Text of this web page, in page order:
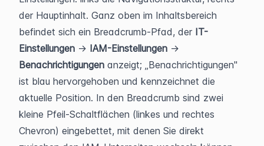
der Hauptinhalt. Ganz oben im Inhaltsbereich
befindet sich ein Breadcrumb-Pfad, der IT-
Einstellungen → IAM-Einstellungen
Benachrichtigungen anzeigt; „Benachrichtigungen"
ist blau hervorgehoben und kennzeichnet die
aktuelle Position. In den Breadcrumb sind zwei
kleine Pfeil-Schaltflächen (linkes und rechtes
Chevron) eingebettet, mit denen Sie direkt